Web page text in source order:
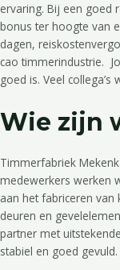
ervaring. Bij een goed
bonus ter hoogte van
dagen,
cao timmerindustrie.
goed is. Veel
Wie zijn
Timmerfabriek
medewerkers werken
aan het fabriceren
deuren en
partner met
stabiel en goed gevuld.